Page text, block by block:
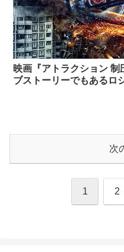
映画『アトラクション
ブストーリーでもあるロ
次
1 2